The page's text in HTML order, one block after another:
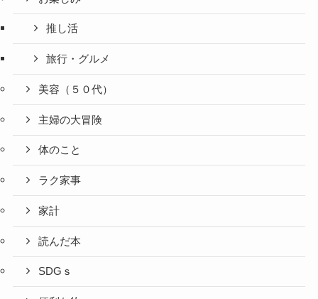
推し活
旅行・グルメ
美容（５０代）
主婦の大冒険
体のこと
ラク家事
家計
読んだ本
SDGｓ